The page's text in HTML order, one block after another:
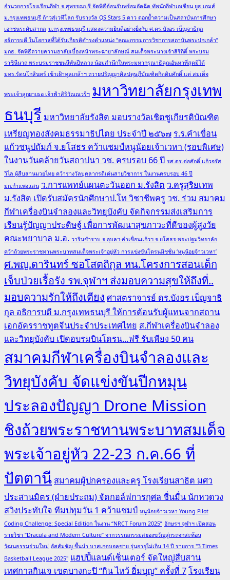
อำนวยการโรงเรียนกีฬา จ.สุพรรณบุรี จัดพิธีต้อนรับพร้อมอัดฉีด ทัพนักกีฬาเอเชียน ยูธ เกมส์
ม.กรุงเทพธนบุรี ก้าวสู่เวทีโลก รับรางวัล QS Stars 5 ดาว ตอกย้ำความเป็นสถาบันการศึกษา
เอกชนระดับสากล ม.กรุงเทพธนบุรี แสดงความยินดีอย่างยิ่งกับ ศ.ดร.บังอร เบ็ญจาธิกุล
อธิการบดี ในโอกาสที่ได้รับเกียรติดำรงตำแหน่ง “คณะกรรมการวิชาการสถาบันพระปกเกล้า”
มกธ. จัดพิธีถวายความอาลัยเบื้องหน้าพระฉายาลักษณ์ สมเด็จพระนางเจ้าสิริกิติ์ พระบรม
ราชินีนาถ พระบรมราชชนนีพันปีหลวง น้อมสำนึกในพระมหากรุณาธิคุณอันหาที่สุดมิได้
มทร.รัตนโกสินทร์ เข้าเฝ้าทูลเกล้าฯ ถวายปริญญาศิลปดุษฎีบัณฑิตกิตติมศักดิ์ แด่ สมเด็จ
พระเจ้าลูกยาเธอ เจ้าฟ้าสิริวัณณวรีฯ มหาวิทยาลัยกรุงเทพ
ธนบุรี มหาวิทยาลัยรังสิต มอบรางวัลเชิดชูเกียรติบัณฑิต
เหรียญทองสังคมธรรมาธิปไตย ประจำปี ๒๕๖๗ ร.ร.คำเขื่อน
แก้วชนูปถัมภ์ จ.ยโสธร คว้าแชมป์หนูน้อยเจ้าเวหา (รอบพิเศษ)
ในงานวันคล้ายวันสถาปนา วช. ครบรอบ 66 ปี รศ.ดร.ต่อศักดิ์ แก้วจรัส
วิไล ผู้สืบสานมวยไทย คว้ารางวัลบุคลากรดีเด่นสายวิชาการ ในงานครบรอบ 46 ปี
มก.กำแพงแสน ว.การแพทย์แผนตะวันออก ม.รังสิต ว.ครูสุริยเทพ
ม.รังสิต เปิดรับสมัครนักศึกษาป.โท วิชาชีพครู วช. ร่วม สมาคม
กีฬาเครื่องบินจำลองและวิทยุบังคับ จัดกิจกรรมส่งเสริมการ
เรียนรู้ปัญญาประดิษฐ์ เพื่อการพัฒนาสุขภาวะที่ดีของผู้สูงวัย
คณะพยาบาล ม.อ. วารินชำราบ จ.อุบลฯ-คำเขื่อนแก้วฯ จ.ยโสธร-พระปฐมวิทยาลัย
คว้าถ้วยพระราชทานพระบาทสมเด็จพระเจ้าอยู่หัว การแข่งขันโดรนมิชชั่น ‘หนูน้อยจ้าวเวหา’
ศ.พญ.ดารินทร์ ซอโสตถิกุล หน.โครงการสอนเด็ก
เจ็บป่วยเรื้อรัง รพ.จุฬาฯ ส่งมอบความสุขให้ถึงที่..
มอบความรักให้ถึงเตียง ศาสตราจารย์ ดร.บังอร เบ็ญจาธิ
กุล อธิการบดี ม.กรุงเทพธนบุรี ให้การต้อนรับผู้แทนจากสถาน
เอกอัครราชทูตจีนประจำประเทศไทย ส.กีฬาเครื่องบินจำลอง
และวิทยุบังคับ เปิดอบรมบินโดรน...ฟรี รับเพียง 50 คน
สมาคมกีฬาเครื่องบินจำลองและ
วิทยุบังคับ จัดแข่งขันปีกหมุน
ประลองปัญญา Drone Mission
ชิงถ้วยพระราชทานพระบาทสมเด็จ
พระเจ้าอยู่หัว 22-23 ก.ค.66 ที่
ปัตตานี สมาคมผู้ปกครองและครู โรงเรียนสาธิต มศว
ประสานมิตร (ฝ่ายประถม) จัดกอล์ฟการกุศล ชื่นมื่น นักหวดวง
สวิงประทับใจ ทีมปทุมวัน 1 คว้าแชมป์ หนูน้อยจ้าวเวหา Young Pilot
Coding Challenge: Special Edition ในงาน “NRCT Forum 2025” อักษรฯ จุฬาฯ เปิดสอน
รายวิชา “Dracula and Modern Culture” จากวรรณกรรมสยองขวัญสู่กระจกสะท้อน
วัฒนธรรมร่วมใหม่ อัสสัมชัญ ขึ้นนำ บาสเกตบอลชาย รุ่นอายุไม่เกิน 14 ปี รายการ "3 Times
Basketball League 2025" แฮปปี้แลนด์เซ็นเตอร์ จัดใหญ่สืบสาน
เทศกาลกินเจ เขตบางกะปิ “กิน ไหว้ อิ่มบุญ” ครั้งที่ 7โรงเรียน